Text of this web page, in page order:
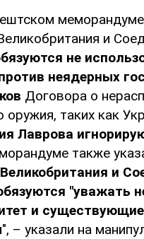
меморандуме
и
не
неядерных
Договора о
оружия, таких как
Лаврова
также
и
"уважать
и
", – указали на